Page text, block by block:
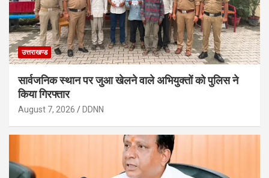
उत्तराखण्ड
सार्वजनिक स्थान पर जुआ खेलने वाले अभियुक्तों को पुलिस ने
किया गिरफ्तार
August 7, 2026 DDNN